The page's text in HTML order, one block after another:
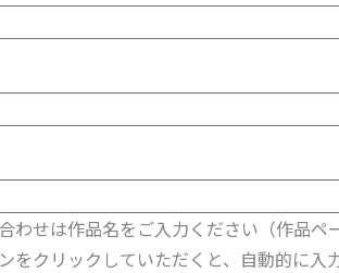
わせは作品名をご入力ください（作品ペ
をクリックしていただくと、自動的に入